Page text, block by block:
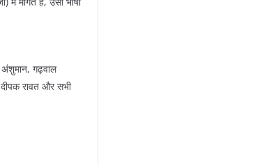
गढ़वाल
रावत और सभी